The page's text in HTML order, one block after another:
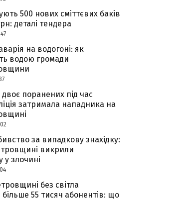
500 нових сміттєвих баків
деталі тендера
на водогоні: як
водою громади
поранених під час
затримала нападника на
за випадкову знахідку:
викрили
у злочині
без світла
55 тисяч абонентів: що